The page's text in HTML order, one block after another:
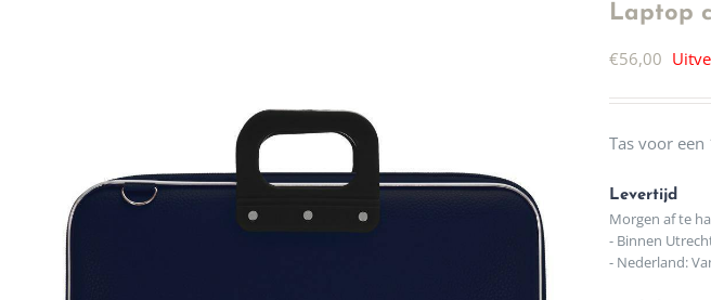
Laptop
€56,00
Tas voor
Levertijd
Morgen af te
- Binnen
- Nederland: